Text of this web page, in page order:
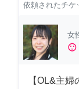
依頼されたチケ
女
sentiment_satisfied
【OL&主